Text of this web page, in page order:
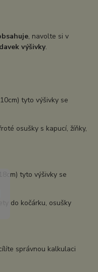
, navolte si v
výšivky.
tyto výšivky se
osušky s kapucí, žíňky,
tyto výšivky se
do kočárku, osušky
správnou kalkulaci